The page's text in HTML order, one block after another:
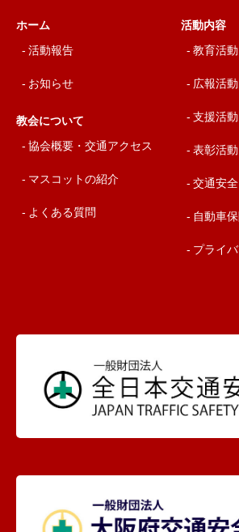
ホーム
活動報告
お知らせ
教会について
協会概要・交通アクセス
マスコットの紹介
よくある質問
活動内容
教育活動
広報活動
支援活動
表彰活動
交通安
自動車
プライ